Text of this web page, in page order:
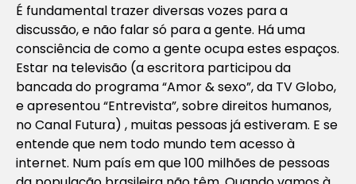
É fundamental trazer diversas vozes para a
discussão, e não falar só para a gente. Há uma
consciência de como a gente ocupa estes espaços.
Estar na televisão (a escritora participou da
bancada do programa “Amor & sexo”, da TV Globo,
e apresentou “Entrevista”, sobre direitos humanos,
no Canal Futura) , muitas pessoas já estiveram. E se
entende que nem todo mundo tem acesso à
internet. Num país em que 100 milhões de pessoas